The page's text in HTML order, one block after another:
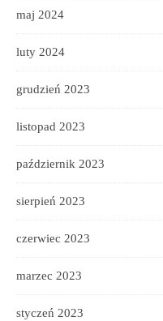
maj 2024
luty 2024
grudzień 2023
listopad 2023
październik 2023
sierpień 2023
czerwiec 2023
marzec 2023
styczeń 2023